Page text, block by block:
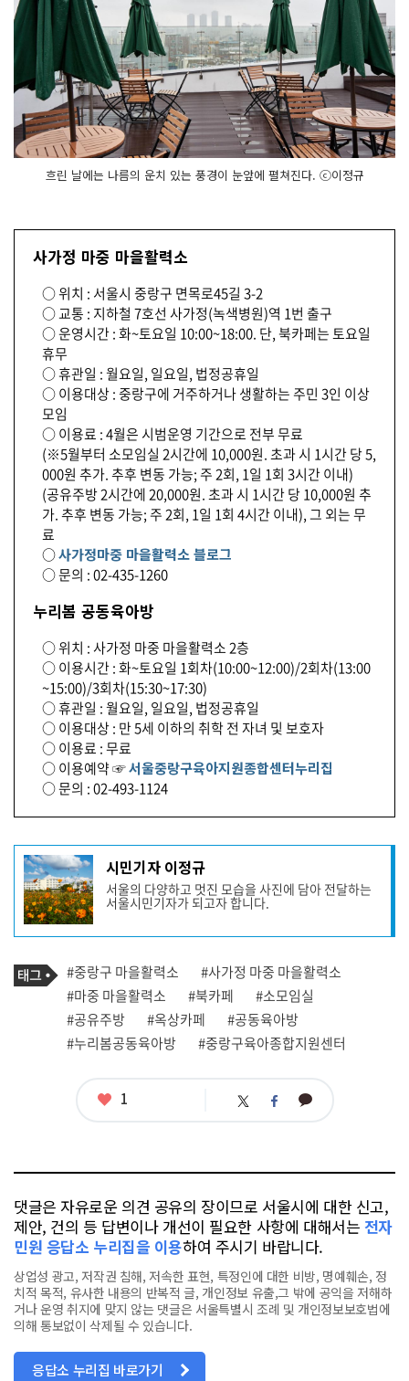
흐린 날에는 나름의 운치 있는 풍경이 눈앞에 펼쳐진다. ⓒ이정규
사가정 마중 마을활력소
○ 위치 : 서울시 중랑구 면목로45길 3-2
○ 교통 : 지하철 7호선 사가정(녹색병원)역 1번 출구
○ 운영시간 : 화~토요일 10:00~18:00. 단, 북카페는 토요일
휴무
○ 휴관일 : 월요일, 일요일, 법정공휴일
○ 이용대상 : 중랑구에 거주하거나 생활하는 주민 3인 이상
모임
○ 이용료 : 4월은 시범운영 기간으로 전부 무료
(※5월부터 소모임실 2시간에 10,000원. 초과 시 1시간 당 5,
000원 추가. 추후 변동 가능; 주 2회, 1일 1회 3시간 이내)
(공유주방 2시간에 20,000원. 초과 시 1시간 당 10,000원 추
가. 추후 변동 가능; 주 2회, 1일 1회 4시간 이내), 그 외는 무
료
○사가정마중 마을활력소 블로그
○ 문의 : 02-435-1260
누리봄 공동육아방
○ 위치 : 사가정 마중 마을활력소 2층
○ 이용시간 : 화~토요일 1회차(10:00~12:00)/2회차(13:00
~15:00)/3회차(15:30~17:30)
○ 휴관일 : 월요일, 일요일, 법정공휴일
○ 이용대상 : 만 5세 이하의 취학 전 자녀 및 보호자
○ 이용료 : 무료
○ 이용예약 ☞서울중랑구육아지원종합센터누리집
○ 문의 : 02-493-1124
기
사
작
성
자
프
필
시민기자 이정규
서울의 다양하고 멋진 모습을 사진에 담아 전달하는
서울시민기자가 되고자 합니다.
기
사
관
련
태
그
태
그
#중랑구 마을활력소
#사가정 마중 마을활력소
#마중 마을활력소
#북카페
#소모임실
#공유주방
#옥상카페
#공동육아방
#누리봄공동육아방
#중랑구육아종합지원센터
좋
1 트 페 카
댓글은 자유로운 의견 공유의 장이므로 서울시에 대한 신고,
제안, 건의 등 답변이나 개선이 필요한 사항에 대해서는 전자
민원 응답소 누리집을 이용하여 주시기 바랍니다.
상업성 광고, 저작권 침해, 저속한 표현, 특정인에 대한 비방, 명예훼손, 정
치적 목적, 유사한 내용의 반복적 글, 개인정보 유출,그 밖에 공익을 저해하
거나 운영 취지에 맞지 않는 댓글은 서울특별시 조례 및 개인정보보호법에
의해 통보없이 삭제될 수 있습니다.
응답소 누리집 바로가기